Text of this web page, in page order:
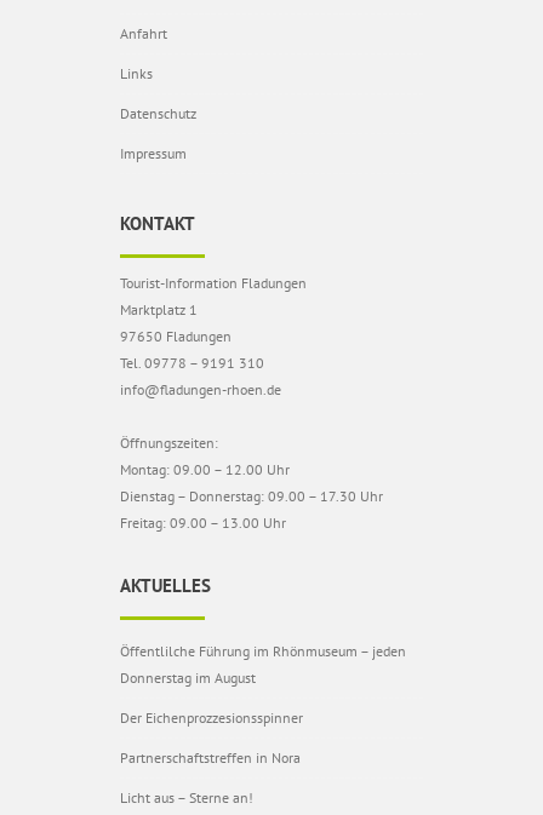
Anfahrt
Links
Datenschutz
Impressum
KONTAKT
Tourist-Information Fladungen
Marktplatz 1
97650 Fladungen
Tel. 09778 – 9191 310
info@fladungen-rhoen.de
Öffnungszeiten:
Montag: 09.00 – 12.00 Uhr
Dienstag – Donnerstag: 09.00 – 17.30 Uhr
Freitag: 09.00 – 13.00 Uhr
AKTUELLES
Öffentlilche Führung im Rhönmuseum – jeden
Donnerstag im August
Der Eichenprozzesionsspinner
Partnerschaftstreffen in Nora
Licht aus – Sterne an!